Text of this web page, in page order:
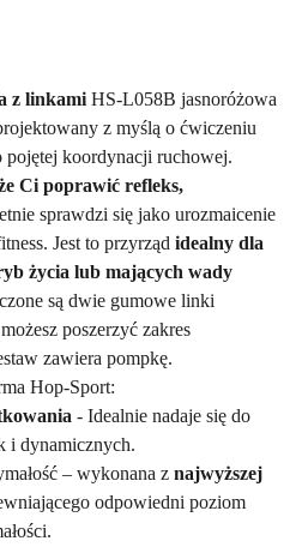
z linkami HS-L058B jasnoróżowa
z myślą o ćwiczeniu
pojętej koordynacji ruchowej.
Ci poprawić refleks,
sprawdzi się jako urozmaicenie
Jest to przyrząd idealny dla
życia lub mających wady
są dwie gumowe linki
poszerzyć zakres
zawiera pompkę.
Hop-Sport:
- Idealnie nadaje się do
i dynamicznych.
– wykonana z najwyższej
odpowiedni poziom